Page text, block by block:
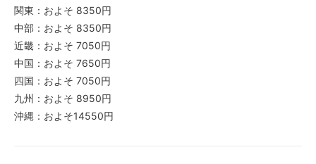
関東：およそ 8350円
中部：およそ 8350円
近畿：およそ 7050円
中国：およそ 7650円
四国：およそ 7050円
九州：およそ 8950円
沖縄：およそ14550円